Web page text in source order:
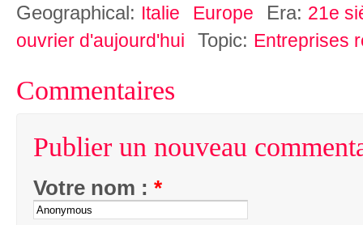
Geographical: Italie Europe Era: 21e
ouvrier d'aujourd'hui
Topic: Entreprises
Commentaires
Publier un nouveau
Votre nom : *